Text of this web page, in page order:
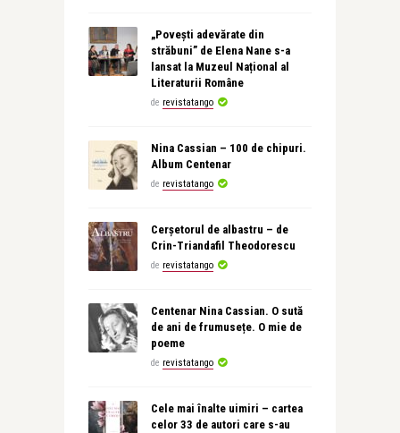
„Povești adevărate din
străbuni” de Elena Nane s-a
lansat la Muzeul Național al
Literaturii Române
de revistatango
Nina Cassian – 100 de chipuri.
Album Centenar
de revistatango
Cerșetorul de albastru – de
Crin-Triandafil Theodorescu
de revistatango
Centenar Nina Cassian. O sută
de ani de frumusețe. O mie de
poeme
de revistatango
Cele mai înalte uimiri – cartea
celor 33 de autori care s-au